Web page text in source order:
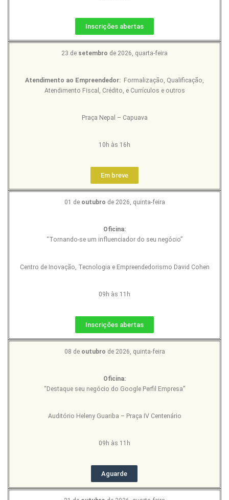
Inscrições abertas
23 de setembro de 2026, quarta-feira
Atendimento ao Empreendedor: Formalização, Qualificação,
Atendimento Fiscal, Crédito, e Currículos e outros
Praça Nepal – Capuava
10h às 16h
Em breve
01 de outubro de 2026, quinta-feira
Oficina:
“Tornando-se um influenciador do seu negócio”
Centro de Inovação, Tecnologia e Empreendedorismo David Cohen
09h às 11h
Inscrições abertas
08 de outubro de 2026, quinta-feira
Oficina:
“Destaque seu negócio do Google Perfil Empresa”
Auditório Heleny Guariba – Praça IV Centenário
09h às 11h
Aguarde